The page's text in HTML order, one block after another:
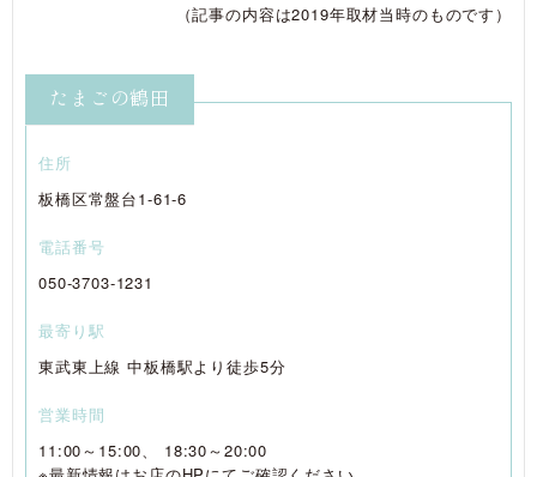
（記事の内容は2019年取材当時のものです）
たまごの鶴田
住所
板橋区常盤台1-61-6
電話番号
050-3703-1231
最寄り駅
東武東上線 中板橋駅より徒歩5分
営業時間
11:00～15:00、 18:30～20:00